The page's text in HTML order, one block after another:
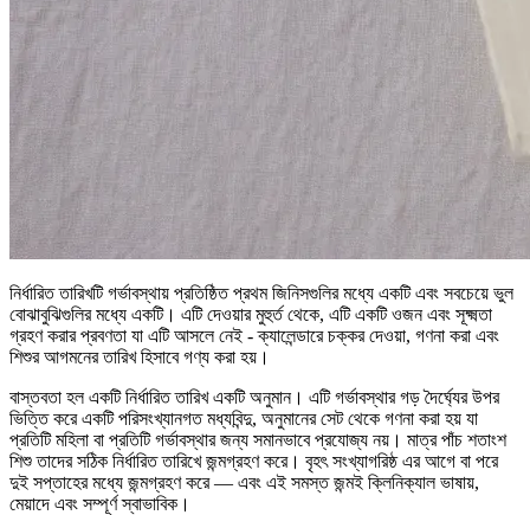
নির্ধারিত তারিখটি গর্ভাবস্থায় প্রতিষ্ঠিত প্রথম জিনিসগুলির মধ্যে একটি এবং সবচেয়ে ভুল
বোঝাবুঝিগুলির মধ্যে একটি। এটি দেওয়ার মুহুর্ত থেকে, এটি একটি ওজন এবং সূক্ষ্মতা
গ্রহণ করার প্রবণতা যা এটি আসলে নেই - ক্যালেন্ডারে চক্কর দেওয়া, গণনা করা এবং
শিশুর আগমনের তারিখ হিসাবে গণ্য করা হয়।
বাস্তবতা হল একটি নির্ধারিত তারিখ একটি অনুমান। এটি গর্ভাবস্থার গড় দৈর্ঘ্যের উপর
ভিত্তি করে একটি পরিসংখ্যানগত মধ্যবিন্দু, অনুমানের সেট থেকে গণনা করা হয় যা
প্রতিটি মহিলা বা প্রতিটি গর্ভাবস্থার জন্য সমানভাবে প্রযোজ্য নয়। মাত্র পাঁচ শতাংশ
শিশু তাদের সঠিক নির্ধারিত তারিখে জন্মগ্রহণ করে। বৃহৎ সংখ্যাগরিষ্ঠ এর আগে বা পরে
দুই সপ্তাহের মধ্যে জন্মগ্রহণ করে — এবং এই সমস্ত জন্মই ক্লিনিক্যাল ভাষায়,
মেয়াদে এবং সম্পূর্ণ স্বাভাবিক।